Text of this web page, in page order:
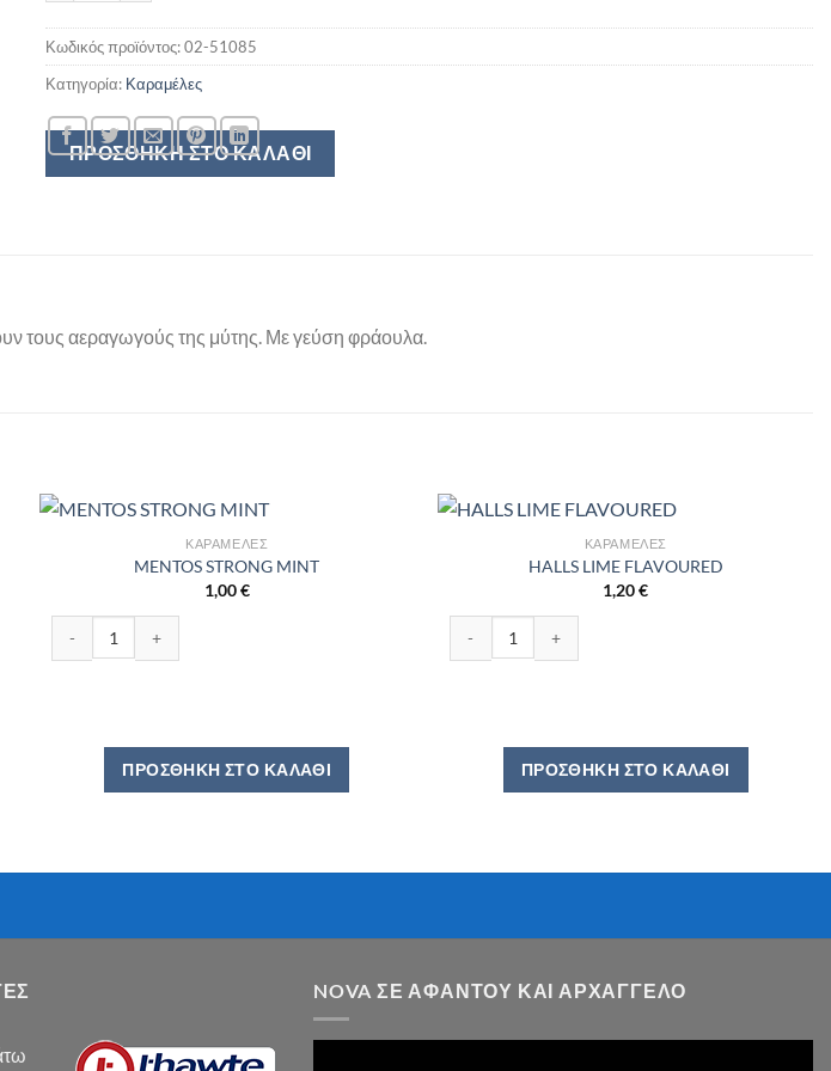
ΠΡΟΣΘΉΚΗ ΣΤΟ ΚΑΛΆΘΙ
Κωδικός προϊόντος:02-51085
Κατηγορία: Καραμέλες
τους αεραγωγούς της μύτης. Με γεύση φράουλα.
ΚΑΡΑΜΈΛΕΣ
MENTOS STRONG MINT
1,00€
ΠΡΟΣΘΉΚΗ ΣΤΟ ΚΑΛΆΘΙ
ΚΑΡΑΜΈΛΕΣ
HALLS LIME FLAVOURED
1,20€
ΠΡΟΣΘΉΚΗ ΣΤΟ ΚΑΛΆΘΙ
NOVA ΣΕ ΑΦΆΝΤΟΥ ΚΑΙ ΑΡΧΆΓΓΕΛΟ